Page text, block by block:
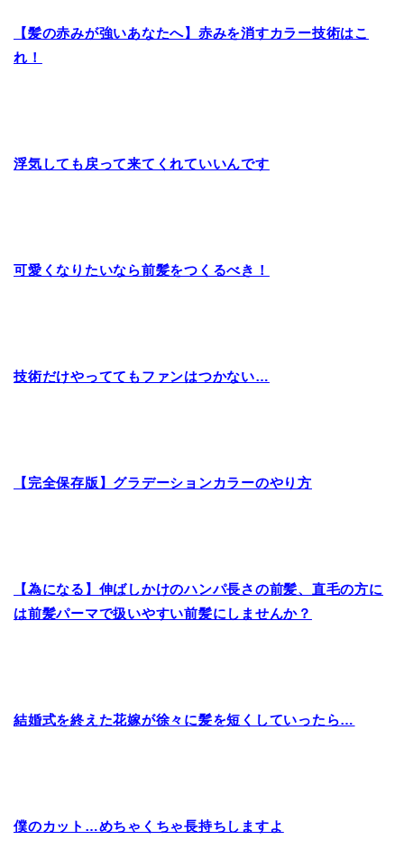
【髪の赤みが強いあなたへ】赤みを消すカラー技術はこ
れ！
浮気しても戻って来てくれていいんです
可愛くなりたいなら前髪をつくるべき！
技術だけやっててもファンはつかない…
【完全保存版】グラデーションカラーのやり方
【為になる】伸ばしかけのハンパ長さの前髪、直毛の方に
は前髪パーマで扱いやすい前髪にしませんか？
結婚式を終えた花嫁が徐々に髪を短くしていったら…
僕のカット…めちゃくちゃ長持ちしますよ